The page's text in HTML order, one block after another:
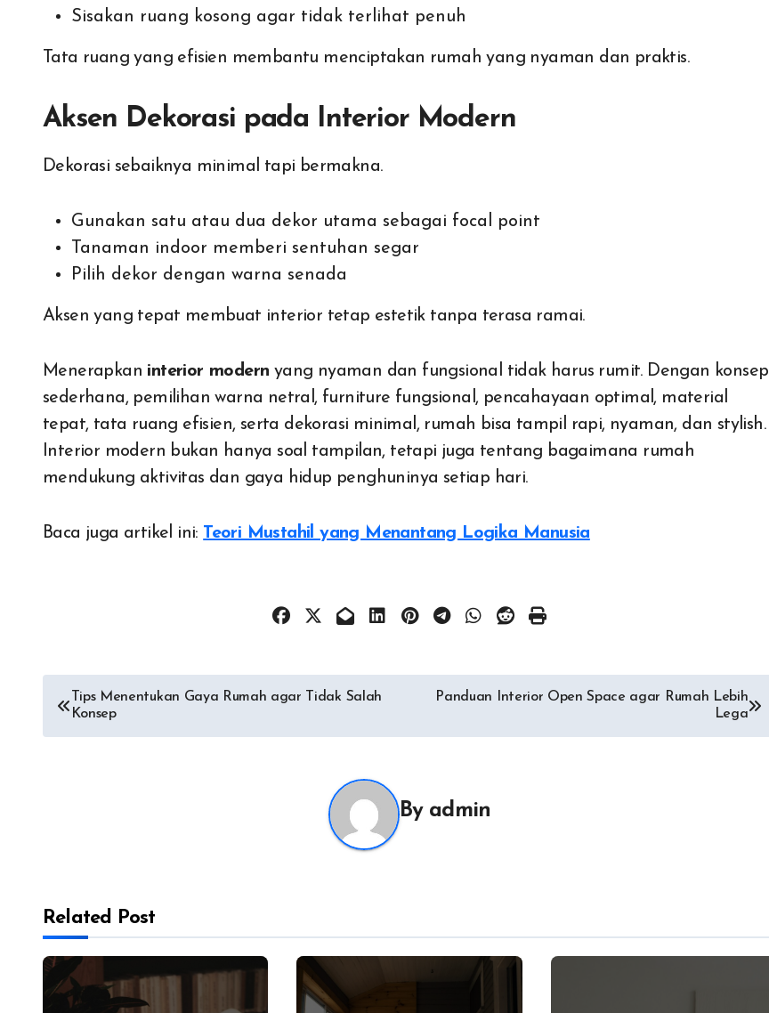
Sisakan ruang kosong agar tidak terlihat penuh
Tata ruang yang efisien membantu menciptakan rumah yang nyaman dan praktis.
Aksen Dekorasi pada Interior Modern
Dekorasi sebaiknya minimal tapi bermakna.
Gunakan satu atau dua dekor utama sebagai focal point
Tanaman indoor memberi sentuhan segar
Pilih dekor dengan warna senada
Aksen yang tepat membuat interior tetap estetik tanpa terasa ramai.
Menerapkan interior modern yang nyaman dan fungsional tidak harus rumit. Dengan konsep
sederhana, pemilihan warna netral, furniture fungsional, pencahayaan optimal, material
tepat, tata ruang efisien, serta dekorasi minimal, rumah bisa tampil rapi, nyaman, dan stylish.
Interior modern bukan hanya soal tampilan, tetapi juga tentang bagaimana rumah
mendukung aktivitas dan gaya hidup penghuninya setiap hari.
Baca juga artikel ini: Teori Mustahil yang Menantang Logika Manusia
Post
navigation
Tips Menentukan Gaya Rumah agar Tidak Salah
Konsep
Panduan Interior Open Space agar Rumah Lebih
Lega
By admin
Related Post